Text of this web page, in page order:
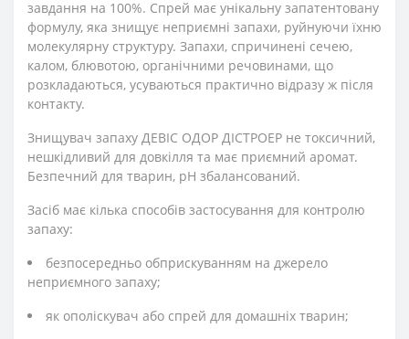
завдання на 100%. Спрей має унікальну запатентовану
формулу, яка знищує неприємні запахи, руйнуючи їхню
молекулярну структуру. Запахи, спричинені сечею,
калом, блювотою, органічними речовинами, що
розкладаються, усуваються практично відразу ж після
контакту.
Знищувач запаху ДЕВІС ОДОР ДІСТРОЕР не токсичний,
нешкідливий для довкілля та має приємний аромат.
Безпечний для тварин, рН збалансований.
Засіб має кілька способів застосування для контролю
запаху:
безпосередньо обприскуванням на джерело
неприємного запаху;
як ополіскувач або спрей для домашніх тварин;